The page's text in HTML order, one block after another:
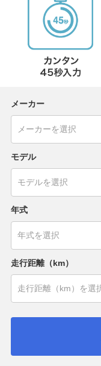
メーカー
モデル
年式
走行距離（km）